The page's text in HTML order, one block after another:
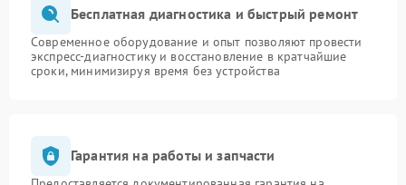
Бесплатная диагностика и быстрый ремонт
Современное оборудование и опыт позволяют провести
экспресс-диагностику и восстановление в кратчайшие
сроки, минимизируя время без устройства
Гарантия на работы и запчасти